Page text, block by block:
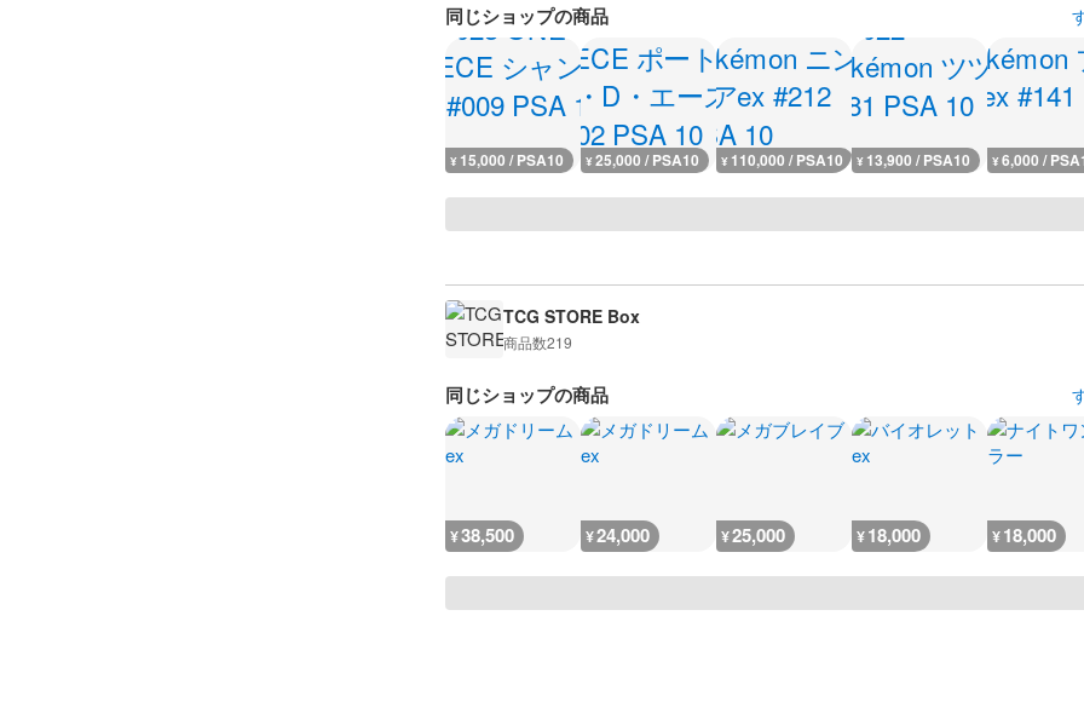
同じショップの商品
¥ 15,000 / PSA10 ¥25,000 / PSA10 ¥ 110,000 / PSA10 ¥ 13,900 / PSA10 ¥6,000 /
TCG STORE Box
商品数219
同じショップの商品
¥38,500 ¥24,000 ¥25,000 ¥18,000 ¥18,000